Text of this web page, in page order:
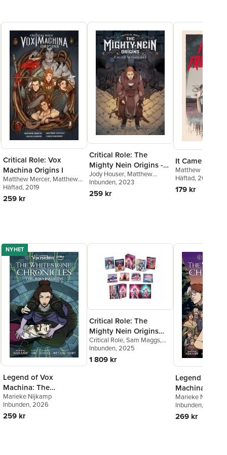
Critical Role: Vox
Machina Origins I
Matthew Mercer, Matthew
Colville
Häftad, 2019
259 kr
Critical Role: The
Mighty Nein Origins -
Caleb Widogast
Jody Houser, Matthew
Mercer,Liam O'Brien
Inbunden, 2023
259 kr
It Came From
Matthew Mercer
Häftad, 2022
179 kr
NYHET
Legend of Vox
Machina: The
Whitestone Chronicles
Volume 3 --The
Briarwoods
Marieke Nijkamp
Inbunden, 2026
259 kr
Critical Role: The
Mighty Nein Origins
Boxed Set
Critical Role,Sam Maggs,
Jody Houser
Inbunden, 2025
1 809 kr
Legend of Vox
Machina: The
Whitestone
Volume 2 -
Marieke Nijkamp
Inbunden, 2026
269 kr